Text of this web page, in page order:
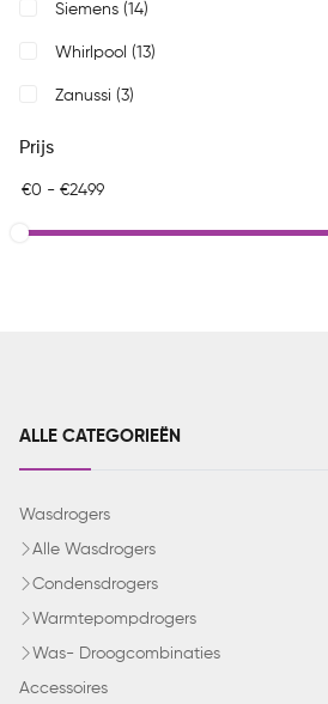
Siemens (14)
Whirlpool (13)
Zanussi (3)
Prijs
ALLE CATEGORIEËN
Wasdrogers
Alle Wasdrogers
Condensdrogers
Warmtepompdrogers
Was- Droogcombinaties
Accessoires